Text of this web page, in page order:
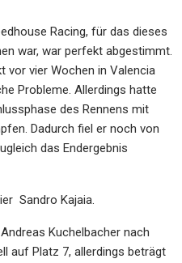
Racing, für das dieses
war, war perfekt abgestimmt.
vor vier Wochen in Valencia
Probleme. Allerdings hatte
des Rennens mit
Dadurch fiel er noch von
das Endergebnis
Sandro Kajaia.
Kuchelbacher nach
auf Platz 7, allerdings beträgt